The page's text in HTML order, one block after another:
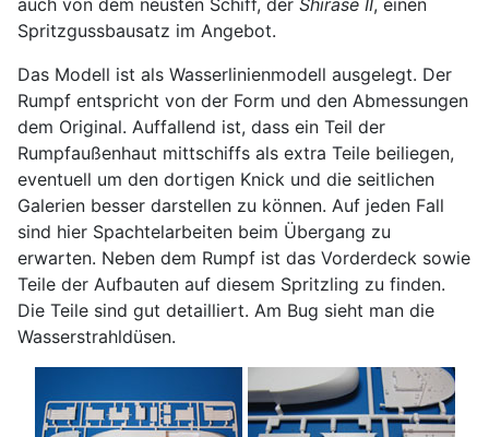
Spritzgussbausatz im Angebot.
Das Modell ist als Wasserlinienmodell ausgelegt. Der
Rumpf entspricht von der Form und den Abmessungen
dem Original. Auffallend ist, dass ein Teil der
Rumpfaußenhaut mittschiffs als extra Teile beiliegen,
eventuell um den dortigen Knick und die seitlichen
Galerien besser darstellen zu können. Auf jeden Fall
sind hier Spachtelarbeiten beim Übergang zu
erwarten. Neben dem Rumpf ist das Vorderdeck sowie
Teile der Aufbauten auf diesem Spritzling zu finden.
Die Teile sind gut detailliert. Am Bug sieht man die
Wasserstrahldüsen.